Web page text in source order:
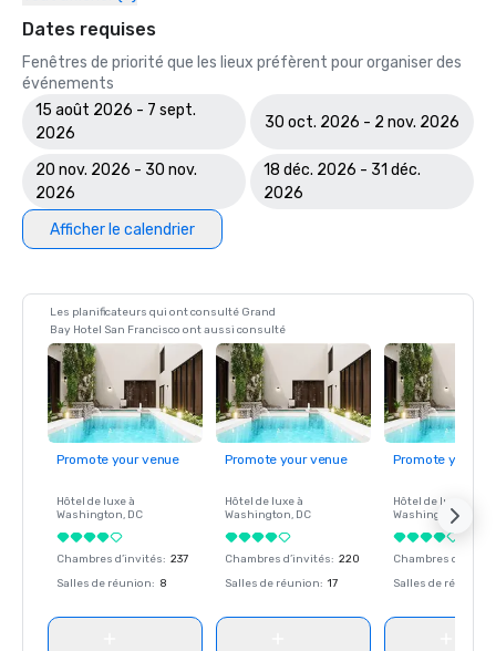
Dates requises
Fenêtres de priorité que les lieux préfèrent pour organiser des
événements
15 août 2026 - 7 sept.
2026
30 oct. 2026 - 2 nov. 2026
20 nov. 2026 - 30 nov.
2026
18 déc. 2026 - 31 déc.
2026
Afficher le calendrier
Les planificateurs qui ont consulté Grand
Bay Hotel San Francisco ont aussi consulté
Promote your venue
Hôtel de luxe à
Washington, DC
Chambres d’invités: 237
Salles de réunion: 8
Promote your venue
Hôtel de luxe à
Washington, DC
Chambres d’invités: 220
Salles de réunion: 17
Promote your
Hôtel de luxe à
Washington
Chambres
Salles de réunion